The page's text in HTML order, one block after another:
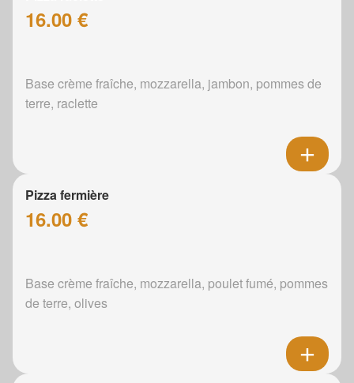
16.00 €
Base crème fraîche, mozzarella, jambon, pommes de
terre, raclette
Pizza fermière
16.00 €
Base crème fraîche, mozzarella, poulet fumé, pommes
de terre, olives